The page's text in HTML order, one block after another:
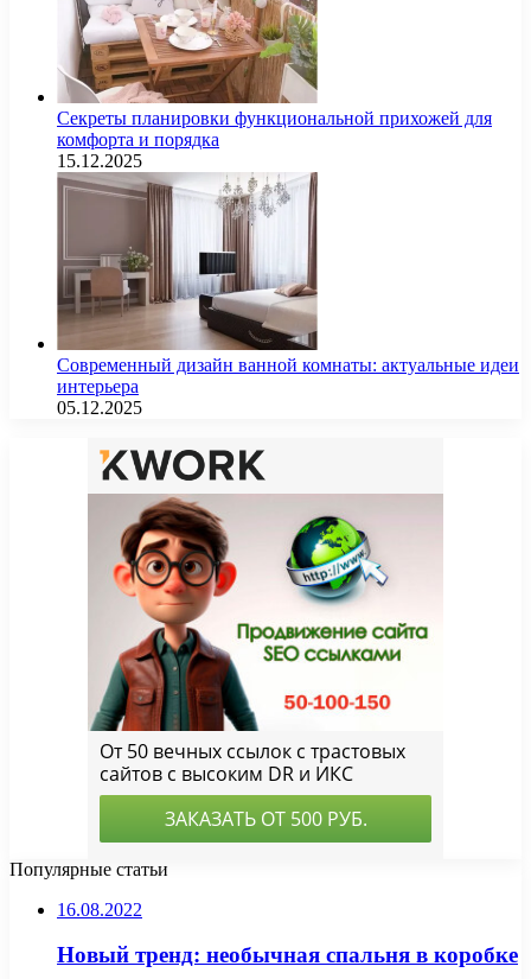
Секреты планировки функциональной прихожей для
комфорта и порядка
15.12.2025
Современный дизайн ванной комнаты: актуальные идеи
интерьера
05.12.2025
Популярные статьи
16.08.2022
Новый тренд: необычная спальня в коробке